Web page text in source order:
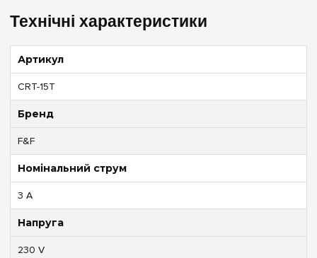
Технічні характеристики
Артикул
CRT-15T
Бренд
F&F
Номінальний струм
3 А
Напруга
230 V